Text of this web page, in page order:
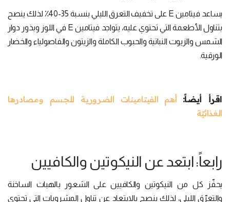
يساعد فيتامين E على تخفيف التعرق الليلي بنسبة 35-40٪ لذلك ينصح
بتناول الأطعمة التي تحتوي عليه، يتواجد فيتامين E في اللوز وبذور دوار
الشمس والزيوت النباتية والحبوب الكاملة والزيتون والفاصولياء والخضار
الورقية.
اقرأ أيضاً:
أهم الفيتامينات الضرورية للجسم ومصادرها
الغذائيّة
رابعاً: ابتعد عن النيكوتين والكافيين
يحفّز كل من النيكوتين والكافيين على الشعور بالهبات الساخنة
والتعرّق الليلي، لذلك ينصح بالابتعاد عن تناول المشروبات التي تحتوي